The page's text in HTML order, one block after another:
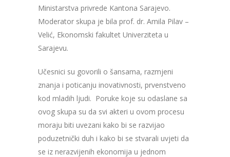
Ministarstva privrede Kantona Sarajevo.
Moderator skupa je bila prof. dr. Amila Pilav –
Velić, Ekonomski fakultet Univerziteta u
Sarajevu.
Učesnici su govorili o šansama, razmjeni
znanja i poticanju inovativnosti, prvenstveno
kod mladih ljudi. Poruke koje su odaslane sa
ovog skupa su da svi akteri u ovom procesu
moraju biti uvezani kako bi se razvijao
poduzetnički duh i kako bi se stvarali uvjeti da
se iz nerazvijenih ekonomija u jednom